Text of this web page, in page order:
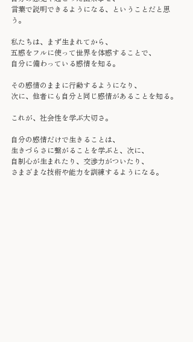
言葉で説明できるようになる、ということだと思
う。
私たちは、まず生まれてから、
五感をフルに使って世界を体感することで、
自分に備わっている感情を知る。
その感情のままに行動するようになり、
次に、他者にも自分と同じ感情があることを知る。
これが、社会性を学ぶ大切さ。
自分の感情だけで生きることは、
生きづらさに繋がることを学ぶと、次に、
自制心が生まれたり、交渉力がついたり、
さまざまな技術や能力を訓練するようになる。